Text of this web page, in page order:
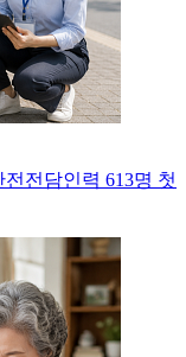
전담인력 613명 첫